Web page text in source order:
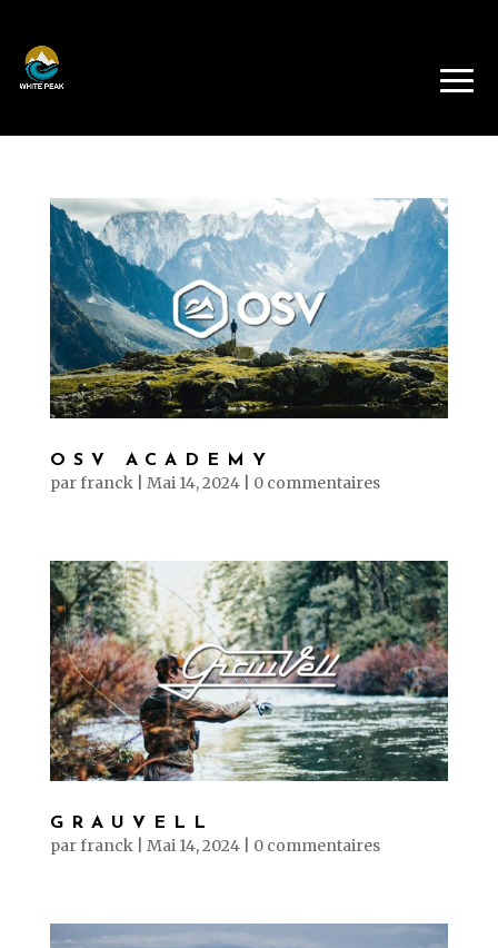
OSV ACADEMY
parfranck| Mai 14, 2024| 0 commentaires
GRAUVELL
parfranck| Mai 14, 2024| 0 commentaires